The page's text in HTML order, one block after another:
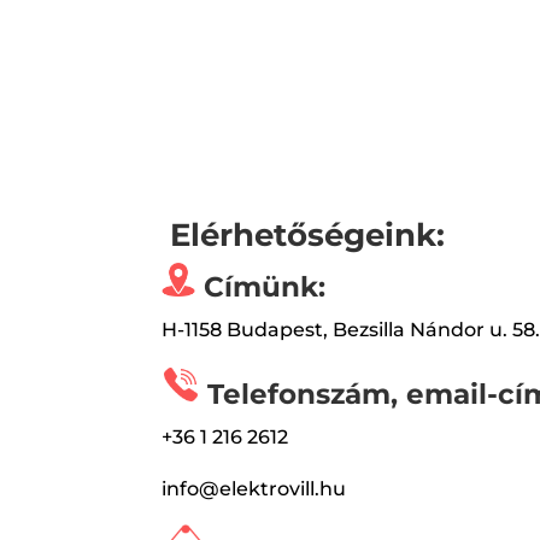
Elérhetőségeink:
Címünk:
H-1158 Budapest, Bezsilla Nándor u. 58.
Telefonszám, email-
+36 1 216 2612
info@elektrovill.hu